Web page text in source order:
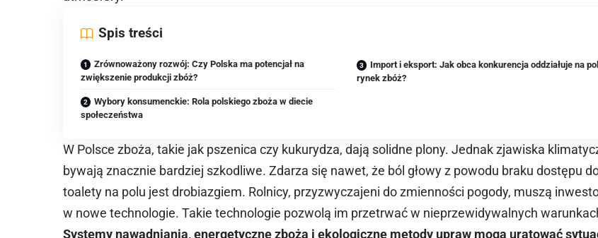
Spis treści
Zrównoważony rozwój: Czy Polska ma potencjał na
zwiększenie produkcji zbóż?
Wybory konsumenckie: Rola polskiego zboża w diecie
społeczeństwa
Import i eksport: Jak obca konkurencja oddziałuje na
rynek zbóż?
W Polsce zboża, takie jak pszenica czy kukurydza, dają solidne plony. Jednak zjawiska
bywają znacznie bardziej szkodliwe. Zdarza się nawet, że ból głowy z powodu braku dostępu
toalety na polu jest drobiazgiem. Rolnicy, przyzwyczajeni do zmienności pogody, muszą
w nowe technologie. Takie technologie pozwolą im przetrwać w nieprzewidywalnych
Systemy nawadniania, energetyczne zboża i ekologiczne metody upraw mogą uratować